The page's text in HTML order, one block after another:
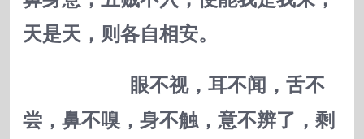
天是天，则各自相安。
眼不视，耳不闻，舌不
尝，鼻不嗅，身不触，意不辨了，剩